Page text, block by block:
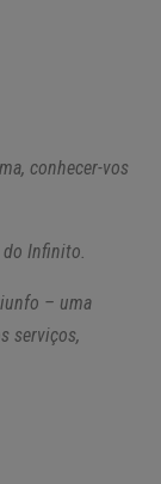
conhecer-vos
do Infinito.
– uma
serviços,